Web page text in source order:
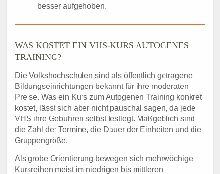
besser aufgehoben.
WAS KOSTET EIN VHS-KURS AUTOGENES
TRAINING?
Die Volkshochschulen sind als öffentlich getragene
Bildungseinrichtungen bekannt für ihre moderaten
Preise. Was ein Kurs zum Autogenen Training konkret
kostet, lässt sich aber nicht pauschal sagen, da jede
VHS ihre Gebühren selbst festlegt. Maßgeblich sind
die Zahl der Termine, die Dauer der Einheiten und die
Gruppengröße.
Als grobe Orientierung bewegen sich mehrwöchige
Kursreihen meist im niedrigen bis mittleren